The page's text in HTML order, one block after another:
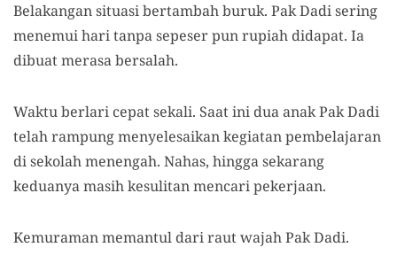
Belakangan situasi bertambah buruk. Pak Dadi sering
menemui hari tanpa sepeser pun rupiah didapat. Ia
dibuat merasa bersalah.
Waktu berlari cepat sekali. Saat ini dua anak Pak Dadi
telah rampung menyelesaikan kegiatan pembelajaran
di sekolah menengah. Nahas, hingga sekarang
keduanya masih kesulitan mencari pekerjaan.
Kemuraman memantul dari raut wajah Pak Dadi.